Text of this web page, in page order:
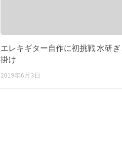
エレキギター自作に初挑戦 水研ぎ
掛け
2019年6月3日